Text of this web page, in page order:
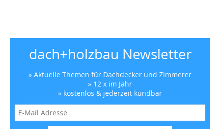
dach+holzbau Newsletter
» Aktuelle Themen für Dachdecker und Zimmerer
» 12 x im Jahr
» kostenlos & jederzeit kündbar